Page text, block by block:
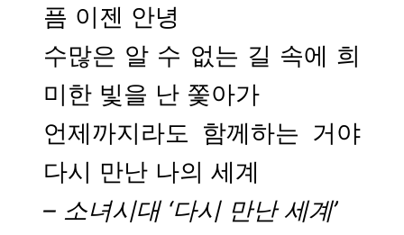
픔 이젠 안녕
수많은 알 수 없는 길 속에 희
미한 빛을 난 쫓아가
언제까지라도 함께하는 거야
다시 만난 나의 세계
– 소녀시대 ‘다시 만난 세계’